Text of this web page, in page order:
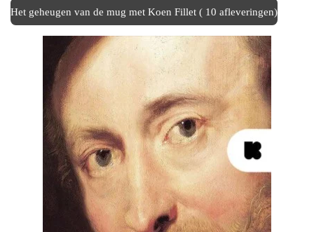
Het geheugen van de mug met Koen Fillet ( 10 afleveringen)